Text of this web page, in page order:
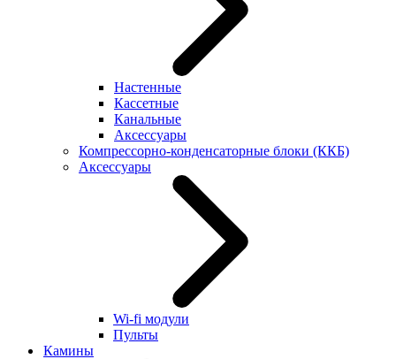
Настенные
Кассетные
Канальные
Аксессуары
Компрессорно-конденсаторные блоки (ККБ)
Аксессуары
Wi-fi модули
Пульты
Камины